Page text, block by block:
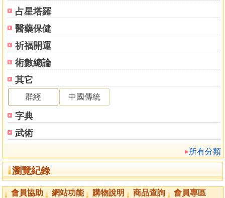
占星塔羅
醫藥保健
祈福開運
術數總論
其它
群經 中國傳統
字典
武術
所有分類
瀏覽紀錄
會員協助 網站功能 購物說明 商品查詢
會員專區